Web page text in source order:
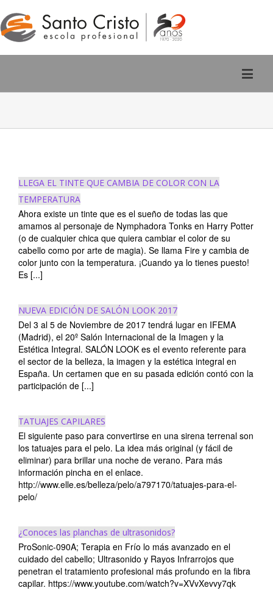
988 220 588
LLEGA EL TINTE QUE CAMBIA DE COLOR CON LA
TEMPERATURA
Ahora existe un tinte que es el sueño de todas las que
amamos al personaje de Nymphadora Tonks en Harry Potter
(o de cualquier chica que quiera cambiar el color de su
cabello como por arte de magia). Se llama Fire y cambia de
color junto con la temperatura. ¡Cuando ya lo tienes puesto!
Es [...]
NUEVA EDICIÓN DE SALÓN LOOK 2017
Del 3 al 5 de Noviembre de 2017 tendrá lugar en IFEMA
(Madrid), el 20º Salón Internacional de la Imagen y la
Estética Integral. SALÓN LOOK es el evento referente para
el sector de la belleza, la imagen y la estética integral en
España. Un certamen que en su pasada edición contó con la
participación de [...]
TATUAJES CAPILARES
El siguiente paso para convertirse en una sirena terrenal son
los tatuajes para el pelo. La idea más original (y fácil de
eliminar) para brillar una noche de verano. Para más
información pincha en el enlace.
http://www.elle.es/belleza/pelo/a797170/tatuajes-para-el-
pelo/
¿Conoces las planchas de ultrasonidos?
ProSonic-090A; Terapia en Frío lo más avanzado en el
cuidado del cabello; Ultrasonido y Rayos Infrarrojos que
penetran el tratamiento profesional más profundo en la fibra
capilar. https://www.youtube.com/watch?v=XVvXevvy7qk